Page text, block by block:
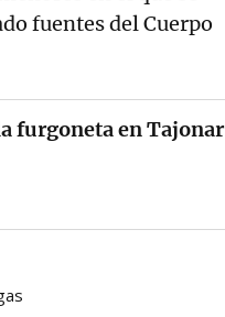
fuentes del Cuerpo
furgoneta en Tajonar